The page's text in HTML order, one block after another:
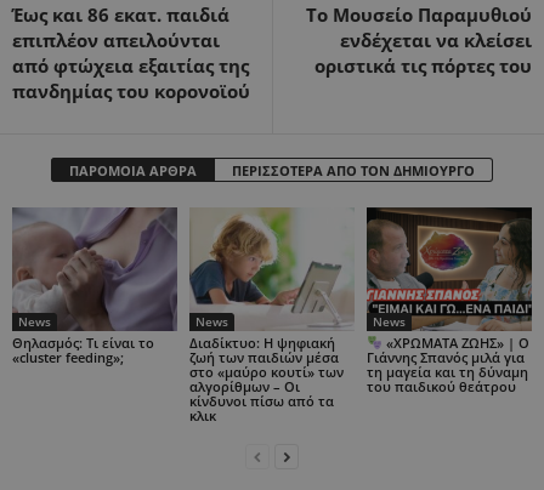
Έως και 86 εκατ. παιδιά
επιπλέον απειλούνται
από φτώχεια εξαιτίας της
πανδημίας του κορονοϊού
Το Μουσείο Παραμυθιού
ενδέχεται να κλείσει
οριστικά τις πόρτες του
ΠΑΡΟΜΟΙΑ ΑΡΘΡΑ ΠΕΡΙΣΣΟΤΕΡΑ ΑΠΟ ΤΟΝ ΔΗΜΙΟΥΡΓΟ
News
Θηλασμός: Τι είναι το
«cluster feeding»;
News
Διαδίκτυο: Η ψηφιακή
ζωή των παιδιών μέσα
στο «μαύρο κουτί» των
αλγορίθμων – Οι
κίνδυνοι πίσω από τα
κλικ
News
«ΧΡΩΜΑΤΑ ΖΩΗΣ» | Ο
Γιάννης Σπανός μιλά για
τη μαγεία και τη δύναμη
του παιδικού θεάτρου